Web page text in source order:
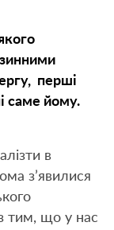
перші
саме йому.
в
з’явилися
тим, що у нас